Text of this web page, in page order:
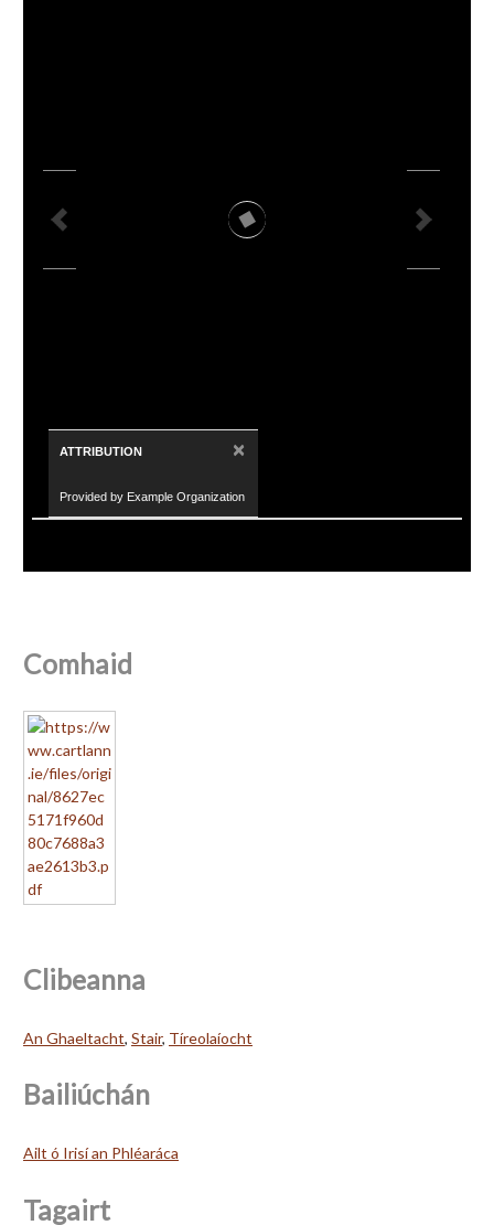
ATTRIBUTION ×
Provided by Example Organization
Comhaid
Clibeanna
An Ghaeltacht, Stair, Tíreolaíocht
Bailiúchán
Ailt ó Irisí an Phléaráca
Tagairt